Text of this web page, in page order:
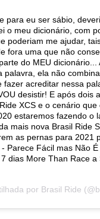
para eu ser sábio,
o meu dicionário, com
poderiam me ajudar,
fora uma que não
do MEU dicionário...
palavra, ela não
fazer acreditar nessa
desistir! E após dois
XCS e o cenário
estaremos fazendo o
mais nova Brasil Ride
as pernas para 2021
Parece Fácil mas Não
dias More Than Race
por Brasil Ride